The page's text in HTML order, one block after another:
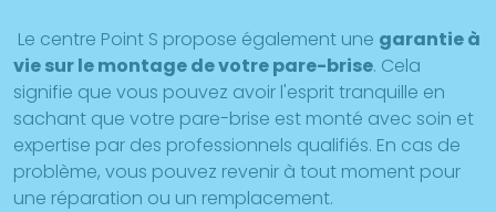
Le centre Point S propose également une garantie à
vie sur le montage de votre pare-brise. Cela
signifie que vous pouvez avoir l'esprit tranquille en
sachant que votre pare-brise est monté avec soin et
expertise par des professionnels qualifiés. En cas de
problème, vous pouvez revenir à tout moment pour
une réparation ou un remplacement.